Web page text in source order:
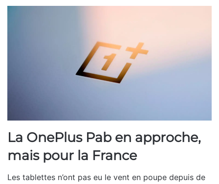
La OnePlus Pab en approche,
mais pour la France
Les tablettes n’ont pas eu le vent en poupe depuis de